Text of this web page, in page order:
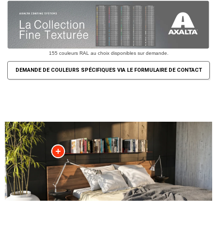
155 couleurs RAL au choix disponibles sur demande.
DEMANDE DE COULEURS SPÉCIFIQUES VIA LE FORMULAIRE DE CONTACT